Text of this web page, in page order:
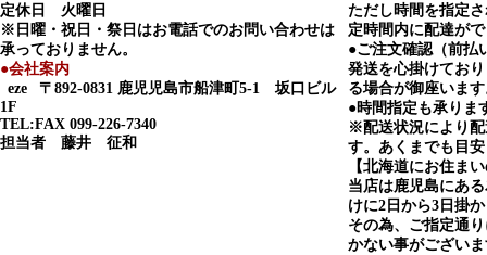
定休日 火曜日
※日曜・祝日・祭日はお電話でのお問い合わせは
承っておりません。
●会社案内
eze
〒892-0831 鹿児児島市船津町5-1 坂口ビル
1F
TEL:FAX 099-226-7340
担当者 藤井 征和
ただし時間を指定
定時間内に配達が
●ご注文確認（前払
発送を心掛けてお
る場合が御座いま
●時間指定も承りま
※配送状況により
す。あくまでも目
【北海道にお住ま
当店は鹿児島にあ
けに2日から3日掛
その為、ご指定通
かない事がござい